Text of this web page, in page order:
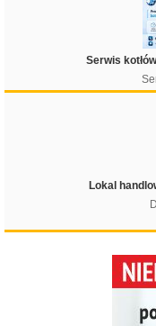
Serwis
Lokal